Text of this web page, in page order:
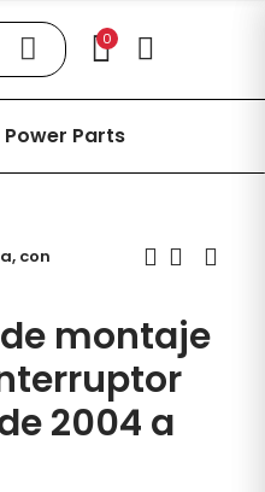
0
Power Parts
con
montaje
2004 a